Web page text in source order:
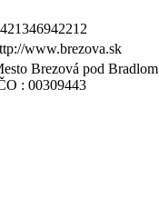
www.brezova.sk
Brezová pod Bradlom
: 00309443